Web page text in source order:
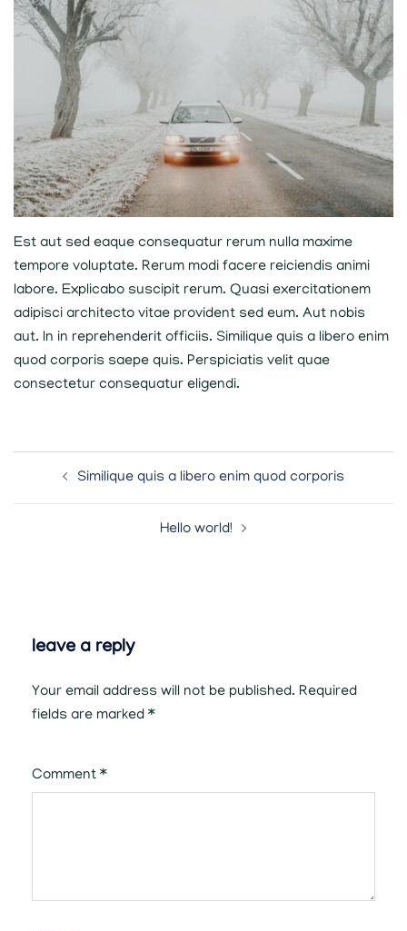
Est aut sed eaque consequatur rerum nulla maxime
tempore voluptate. Rerum modi facere reiciendis animi
labore. Explicabo suscipit rerum. Quasi exercitationem
adipisci architecto vitae provident sed eum. Aut nobis
aut. In in reprehenderit officiis. Similique quis a libero enim
quod corporis saepe quis. Perspiciatis velit quae
consectetur consequatur eligendi.
navigationSimilique quis a libero enim quod corporis
Hello world!
leave a reply
Your email address will not be published. Required
fields are marked *
Comment *